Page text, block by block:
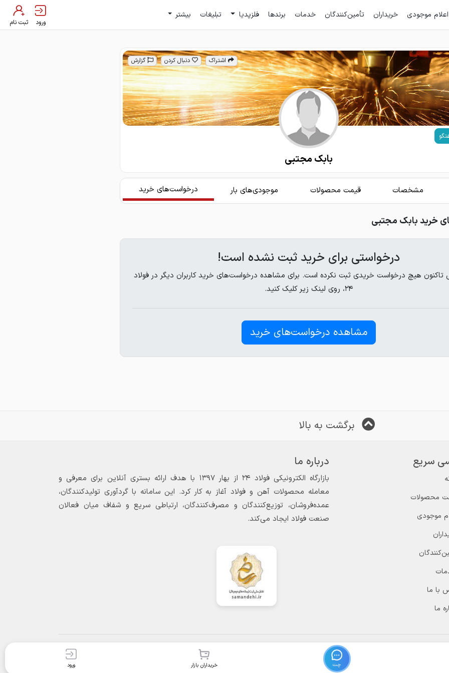
اعلام موجودی خریداران تأمین‌کنندگان خدمات برندها فلزپدیا تبلیغات بیشتر
ورود ثبت نام
اشتراک دنبال کردن گزارش
بابک مجتبی
مشخصات قیمت محصولات موجودی‌های بار درخواست‌های خرید
خرید بابک مجتبی
درخواستی برای خرید ثبت نشده است!
تاکنون هیچ درخواست خریدی ثبت نکرده است. برای مشاهده درخواست‌های خرید کاربران دیگر در فولاد
۲۴، روی لینک زیر کلیک کنید.
مشاهده درخواست‌های خرید
برگشت به بالا
سریع
محصولات
موجودی
با ما
ما
درباره ما
بازارگاه الکترونیکی فولاد ۲۴ از بهار ۱۳۹۷ با هدف ارائه بستری آنلاین برای معرفی و
معامله محصولات آهن و فولاد آغاز به کار کرد. این سامانه با گردآوری تولیدکنندگان،
عمده‌فروشان، توزیع‌کنندگان و مصرف‌کنندگان، ارتباطی سریع و شفاف میان فعالان
صنعت فولاد ایجاد می‌کند.
چت خریداران بازار ورود